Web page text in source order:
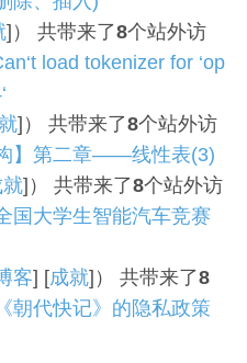
]） 共带来了8个站外访
load tokenizer for ‘op
]） 共带来了8个站外访
构】第二章——线性表(3)
就]） 共带来了8个站外访
国大学生智能汽车竞赛
客] [成就]） 共带来了8
《朝代快记》的隐私政策